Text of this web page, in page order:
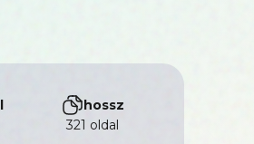
hossz
321 oldal